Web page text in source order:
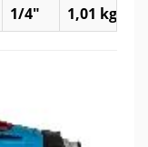
1/4" 1,01 kg